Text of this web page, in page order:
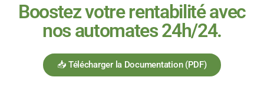
Boostez votre rentabilité avec
nos automates 24h/24.
📥 Télécharger la Documentation (PDF)